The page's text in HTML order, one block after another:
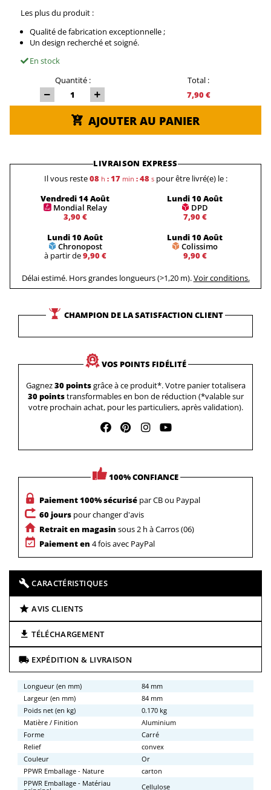
Les plus du produit :
Qualité de fabrication exceptionnelle ;
Un design recherché et soigné.
En stock
Quantité :
Total :
7,90 €
AJOUTER AU PANIER
LIVRAISON EXPRESS
Il vous reste08h : 17min : 48s pour être livré(e) le :
Vendredi 14 Août
Mondial Relay
3,90 €
Lundi 10 Août
DPD
7,90 €
Lundi 10 Août
Chronopost
à partir de9,90 €
Lundi 10 Août
Colissimo
9,90 €
Délai estimé. Hors grandes longueurs (>1,20 m).Voir conditions.
CHAMPION DE LA SATISFACTION CLIENT
VOS POINTS FIDÉLITÉ
Gagnez30 pointsgrâce à ce produit*. Votre panier totalisera
30 pointstransformables en bon de réduction (*valable sur
votre prochain achat, pour les particuliers, après validation).
100% CONFIANCE
Paiement 100% sécurisé par CB ou Paypal
60 jours pour changer d'avis
Retrait en magasin sous 2 h à Carros (06)
Paiement en 4 fois avec PayPal
CARACTÉRISTIQUES
AVIS CLIENTS
TÉLÉCHARGEMENT
EXPÉDITION & LIVRAISON
Longueur (en mm)
84 mm
Largeur (en mm)
84 mm
Poids net (en kg)
0.170 kg
Matière / Finition
Aluminium
Forme
Carré
Relief
convex
Couleur
Or
PPWR Emballage - Nature
carton
PPWR Emballage - Matériau
Cellulose